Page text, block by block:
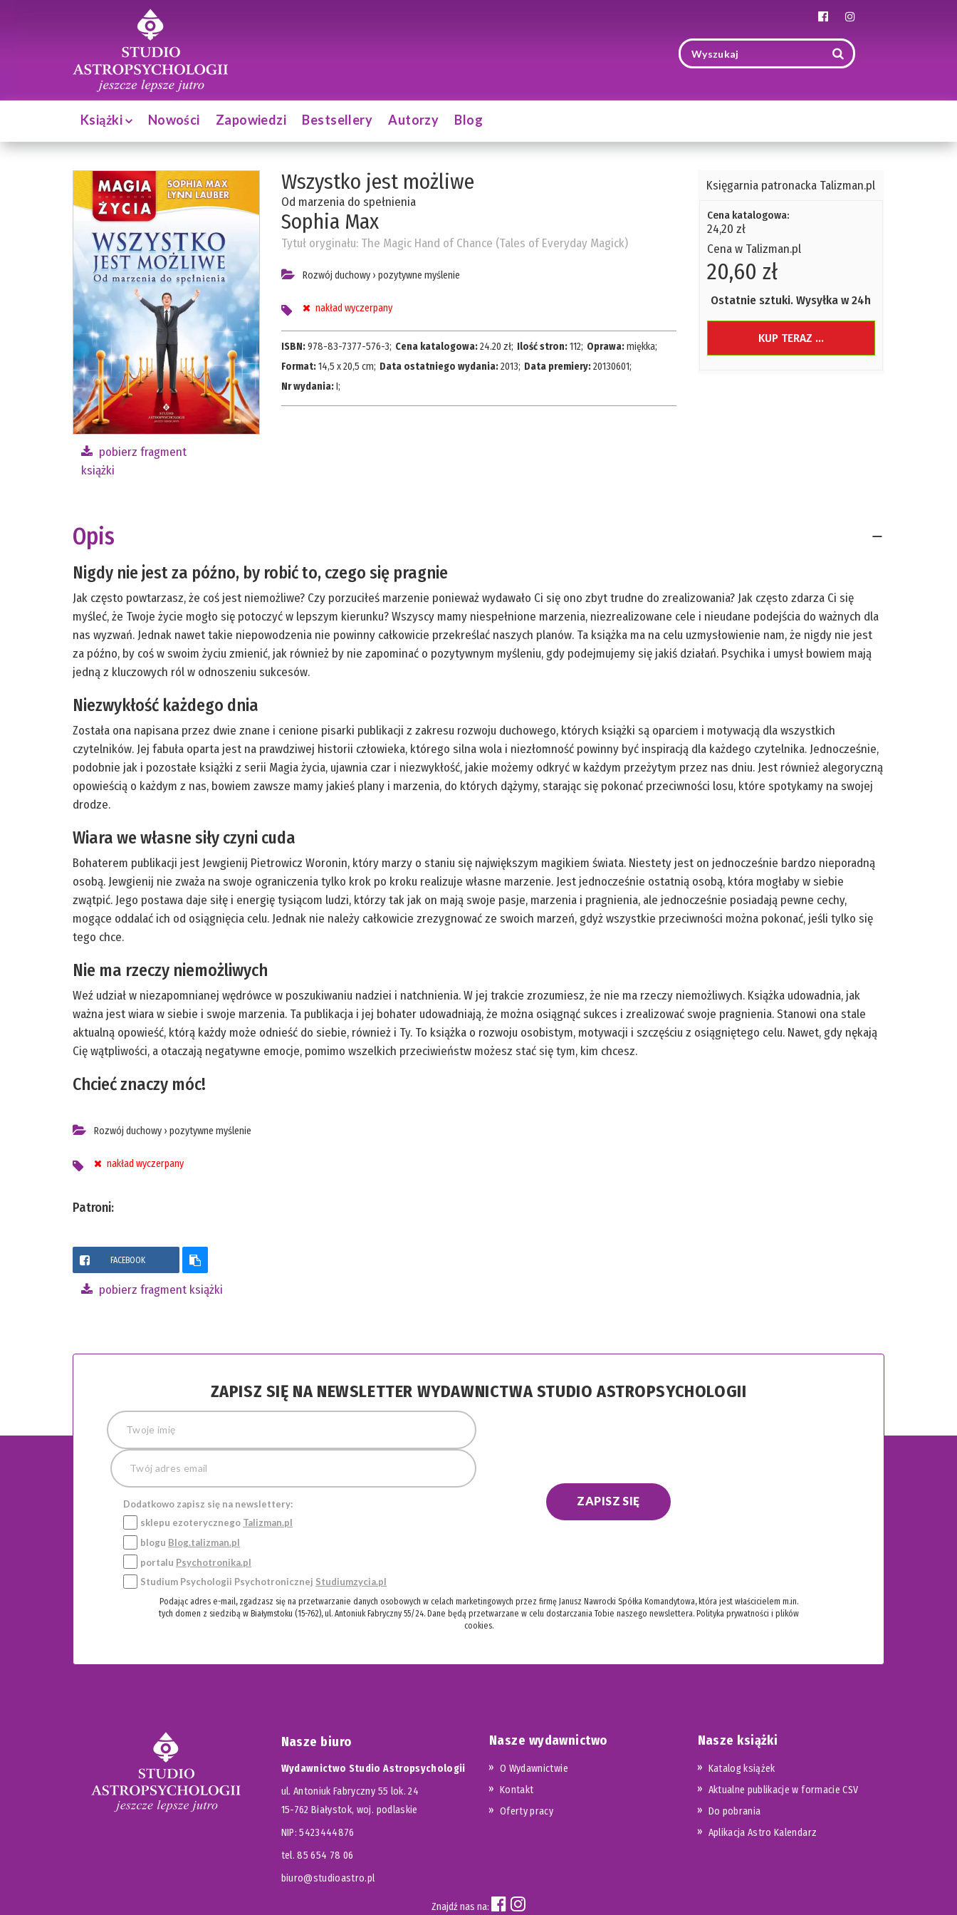
Książki Nowości Zapowiedzi Bestsellery Autorzy Blog
pobierz fragment
książki
Wszystko jest możliwe
Od marzenia do spełnienia
Sophia Max
Tytuł oryginału: The Magic Hand of Chance (Tales of Everyday Magick)
Rozwój duchowy› pozytywne myślenie
nakład wyczerpany
ISBN:978-83-7377-576-3; Cena katalogowa:24.20 zł; Ilość stron:112; Oprawa:miękka;
Format: 14,5 x 20,5 cm; Data ostatniego wydania:2013; Data premiery:20130601;
Nr wydania:I;
Księgarnia patronacka Talizman.pl
Cena katalogowa:
24,20 zł
Cena w Talizman.pl
20,60 zł
Ostatnie sztuki. Wysyłka w 24h
KUP TERAZ ...
Opis
Nigdy nie jest za późno, by robić to, czego się pragnie
Jak często powtarzasz, że coś jest niemożliwe? Czy porzuciłeś marzenie ponieważ wydawało Ci się ono zbyt trudne do zrealizowania? Jak często zdarza Ci się
myśleć, że Twoje życie mogło się potoczyć w lepszym kierunku? Wszyscy mamy niespełnione marzenia, niezrealizowane cele i nieudane podejścia do ważnych dla
nas wyzwań. Jednak nawet takie niepowodzenia nie powinny całkowicie przekreślać naszych planów. Ta książka ma na celu uzmysłowienie nam, że nigdy nie jest
za późno, by coś w swoim życiu zmienić, jak również by nie zapominać o pozytywnym myśleniu, gdy podejmujemy się jakiś działań. Psychika i umysł bowiem mają
jedną z kluczowych ról w odnoszeniu sukcesów.
Niezwykłość każdego dnia
Została ona napisana przez dwie znane i cenione pisarki publikacji z zakresu rozwoju duchowego, których książki są oparciem i motywacją dla wszystkich
czytelników. Jej fabuła oparta jest na prawdziwej historii człowieka, którego silna wola i niezłomność powinny być inspiracją dla każdego czytelnika. Jednocześnie,
podobnie jak i pozostałe książki z serii Magia życia, ujawnia czar i niezwykłość, jakie możemy odkryć w każdym przeżytym przez nas dniu. Jest również alegoryczną
opowieścią o każdym z nas, bowiem zawsze mamy jakieś plany i marzenia, do których dążymy, starając się pokonać przeciwności losu, które spotykamy na swojej
drodze.
Wiara we własne siły czyni cuda
Bohaterem publikacji jest Jewgienij Pietrowicz Woronin, który marzy o staniu się największym magikiem świata. Niestety jest on jednocześnie bardzo nieporadną
osobą. Jewgienij nie zważa na swoje ograniczenia tylko krok po kroku realizuje własne marzenie. Jest jednocześnie ostatnią osobą, która mogłaby w siebie
zwątpić. Jego postawa daje siłę i energię tysiącom ludzi, którzy tak jak on mają swoje pasje, marzenia i pragnienia, ale jednocześnie posiadają pewne cechy,
mogące oddalać ich od osiągnięcia celu. Jednak nie należy całkowicie zrezygnować ze swoich marzeń, gdyż wszystkie przeciwności można pokonać, jeśli tylko się
tego chce.
Nie ma rzeczy niemożliwych
Weź udział w niezapomnianej wędrówce w poszukiwaniu nadziei i natchnienia. W jej trakcie zrozumiesz, że nie ma rzeczy niemożliwych. Książka udowadnia, jak
ważna jest wiara w siebie i swoje marzenia. Ta publikacja i jej bohater udowadniają, że można osiągnąć sukces i zrealizować swoje pragnienia. Stanowi ona stale
aktualną opowieść, którą każdy może odnieść do siebie, również i Ty. To książka o rozwoju osobistym, motywacji i szczęściu z osiągniętego celu. Nawet, gdy nękają
Cię wątpliwości, a otaczają negatywne emocje, pomimo wszelkich przeciwieństw możesz stać się tym, kim chcesz.
Chcieć znaczy móc!
Rozwój duchowy › pozytywne myślenie
nakład wyczerpany
Patroni:
FACEBOOK
pobierz fragment książki
ZAPISZ SIĘ NA NEWSLETTER WYDAWNICTWA STUDIO ASTROPSYCHOLOGII
Dodatkowo zapisz się na newslettery:
sklepu ezoterycznego Talizman.pl
blogu Blog.talizman.pl
portalu Psychotronika.pl
Studium Psychologii Psychotronicznej Studiumzycia.pl
ZAPISZ SIĘ
Podając adres e-mail, zgadzasz się na przetwarzanie danych osobowych w celach marketingowych przez firmę Janusz Nawrocki Spółka Komandytowa, która jest właścicielem m.in.
tych domen z siedzibą w Białymstoku (15-762), ul. Antoniuk Fabryczny 55/24. Dane będą przetwarzane w celu dostarczania Tobie naszego newslettera. Polityka prywatności i plików
cookies.
Nasze biuro
Wydawnictwo Studio Astropsychologii
ul. Antoniuk Fabryczny 55 lok. 24
15-762 Białystok, woj. podlaskie
NIP: 5423444876
tel. 85 654 78 06
biuro@studioastro.pl
Nasze wydawnictwo
O Wydawnictwie
Kontakt
Oferty pracy
Nasze książki
Katalog książek
Aktualne publikacje w formacie CSV
Do pobrania
Aplikacja Astro Kalendarz
Znajdź nas na: